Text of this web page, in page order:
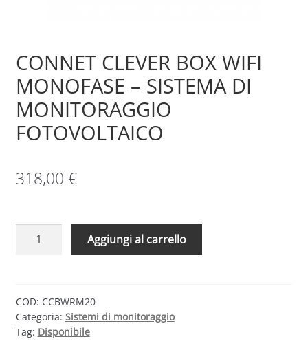
CONNET CLEVER BOX WIFI
MONOFASE – SISTEMA DI
MONITORAGGIO
FOTOVOLTAICO
318,00 €
CONNET
MONOFASE
–
SISTEMA
Aggiungi al carrello
COD: CCBWRM20
Categoria: Sistemi di monitoraggio
Tag: Disponibile